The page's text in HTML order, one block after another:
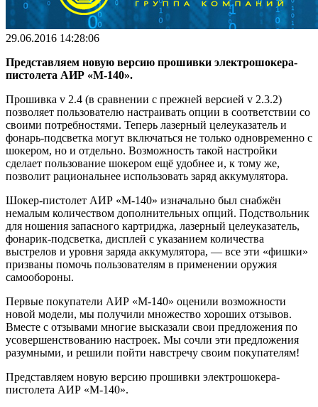
29.06.2016 14:28:06
Представляем новую версию прошивки электрошокера-
пистолета АИР «М-140».
Прошивка v 2.4 (в сравнении с прежней версией v 2.3.2)
позволяет пользователю настраивать опции в соответствии со
своими потребностями. Теперь лазерный целеуказатель и
фонарь-подсветка могут включаться не только одновременно с
шокером, но и отдельно. Возможность такой настройки
сделает пользование шокером ещё удобнее и, к тому же,
позволит рациональнее использовать заряд аккумулятора.
Шокер-пистолет АИР «М-140» изначально был снабжён
немалым количеством дополнительных опций. Подствольник
для ношения запасного картриджа, лазерный целеуказатель,
фонарик-подсветка, дисплей с указанием количества
выстрелов и уровня заряда аккумулятора, — все эти «фишки»
призваны помочь пользователям в применении оружия
самообороны.
Первые покупатели АИР «М-140» оценили возможности
новой модели, мы получили множество хороших отзывов.
Вместе с отзывами многие высказали свои предложения по
усовершенствованию настроек. Мы сочли эти предложения
разумными, и решили пойти навстречу своим покупателям!
Представляем новую версию прошивки электрошокера-
пистолета АИР «М-140».